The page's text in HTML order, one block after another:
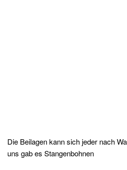
Die Beilagen kann sich jeder nach
uns gab es Stangenbohnen